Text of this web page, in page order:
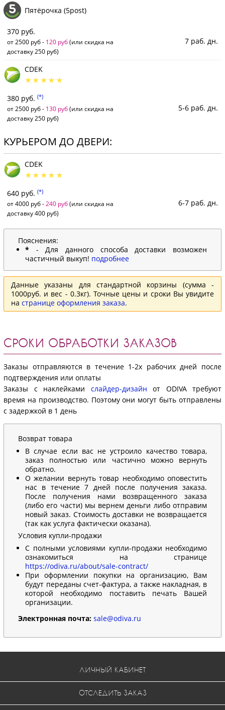
Пятёрочка (5post)
370 руб.
от 2500 руб - 120 руб(или скидка на
доставку 250 руб)
7 раб. дн.
CDEK
380 руб. (*)
от 2500 руб - 130 руб(или скидка на
доставку 250 руб)
5-6 раб. дн.
КУРЬЕРОМ ДО ДВЕРИ:
CDEK
640 руб. (*)
от 4000 руб - 240 руб(или скидка на
доставку 400 руб)
6-7 раб. дн.
Пояснения:
* - Для данного способа доставки возможен
частичный выкуп! подробнее
Данные указаны для стандартной корзины (сумма -
1000руб. и вес - 0.3кг). Точные цены и сроки Вы увидите
на странице оформления заказа.
СРОКИ ОБРАБОТКИ ЗАКАЗОВ
Заказы отправляются в течение 1-2х рабочих дней после
подтверждения или оплаты
Заказы с наклейками слайдер-дизайн от ODIVA требуют
время на производство. Поэтому они могут быть отправлены
с задержкой в 1 день
Возврат товара
В случае если вас не устроило качество товара,
заказ полностью или частично можно вернуть
обратно.
О желании вернуть товар необходимо оповестить
нас в течение 7 дней после получения заказа.
После получения нами возвращенного заказа
(либо его части) мы вернем деньги либо отправим
новый заказ. Стоимость доставки не возвращается
(так как услуга фактически оказана).
Условия купли-продажи
С полными условиями купли-продажи необходимо
ознакомиться на странице
https://odiva.ru/about/sale-contract/
При оформлении покупки на организацию, Вам
будут переданы счет-фактура, а также накладная, в
которой необходимо поставить печать Вашей
организации.
Электронная почта: sale@odiva.ru
ЛИЧНЫЙ КАБИНЕТ
ОТСЛЕДИТЬ ЗАКАЗ